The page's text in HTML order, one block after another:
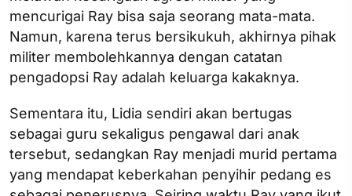
mencurigai Ray bisa saja seorang mata-mata.
Namun, karena terus bersikukuh, akhirnya pihak
militer membolehkannya dengan catatan
pengadopsi Ray adalah keluarga kakaknya.
Sementara itu, Lidia sendiri akan bertugas
sebagai guru sekaligus pengawal dari anak
tersebut, sedangkan Ray menjadi murid pertama
yang mendapat keberkahan penyihir pedang es